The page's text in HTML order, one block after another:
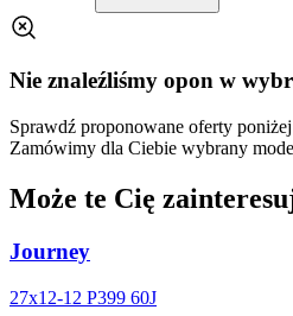
Nie znaleźliśmy opon w
Sprawdź proponowane oferty
Zamówimy dla Ciebie wybrany
Może te Cię
Journey
27x12-12 P399 60J